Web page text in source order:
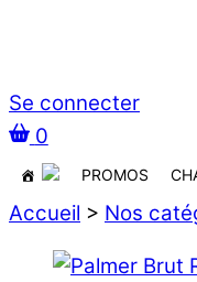
Se connecter
0
PROMOS
Accueil > Nos